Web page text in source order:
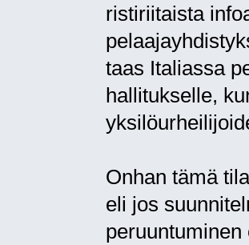
ristiriitaista
taas Italiassa
hallitukselle,
Onhan tämä
eli jos